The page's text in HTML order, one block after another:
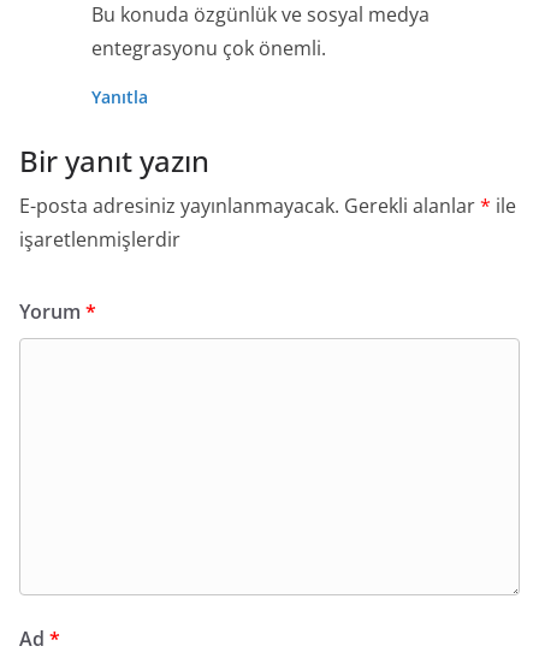
Bu konuda özgünlük ve sosyal medya
entegrasyonu çok önemli.
Yanıtla
Bir yanıt yazın
E-posta adresiniz yayınlanmayacak. Gerekli alanlar* ile
işaretlenmişlerdir
Yorum *
Ad *